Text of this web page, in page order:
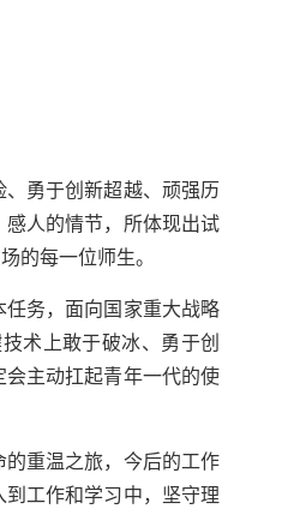
、勇于创新超越、顽强历
人的情节，所体现出试
的每一位师生。
务，面向国家重大战略
术上敢于破冰、勇于创
主动扛起青年一代的使
重温之旅，今后的工作
工作和学习中，坚守理